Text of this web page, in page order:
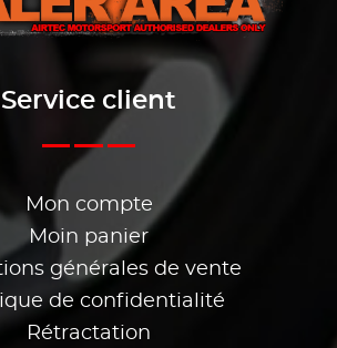
Service client
Mon compte
Moin panier
générales de vente
de confidentialité
Rétractation